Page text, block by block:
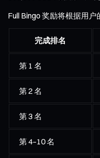
Full Bingo 奖励将根据用
完成排名
第 1 名
第 2 名
第 3 名
第 4–10 名